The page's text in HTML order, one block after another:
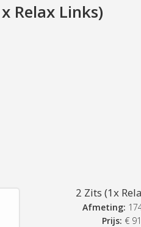
Relax Links)
2 Zits (1x
Afmeting:
Prijs: €